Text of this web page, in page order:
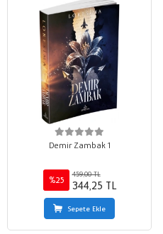
Demir Zambak 1
%25
459,00 TL
344,25 TL
Sepete Ekle